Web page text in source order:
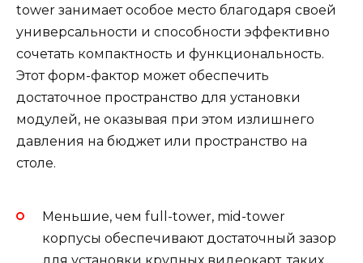
tower занимает особое место благодаря своей
универсальности и способности эффективно
сочетать компактность и функциональность.
Этот форм-фактор может обеспечить
достаточное пространство для установки
модулей, не оказывая при этом излишнего
давления на бюджет или пространство на
столе.
Меньшие, чем full-tower, mid-tower
корпусы обеспечивают достаточный зазор
для установки крупных видеокарт, таких